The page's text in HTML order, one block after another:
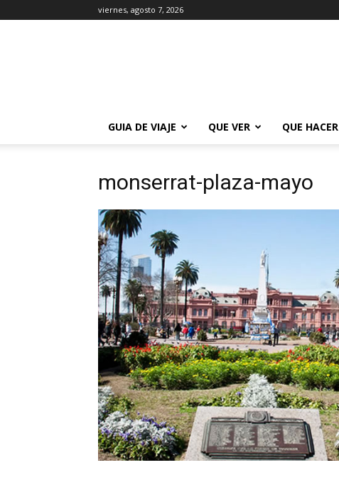
viernes, agosto 7, 2026
GUIA DE VIAJE
QUE VER QUE HACER
monserrat-plaza-mayo